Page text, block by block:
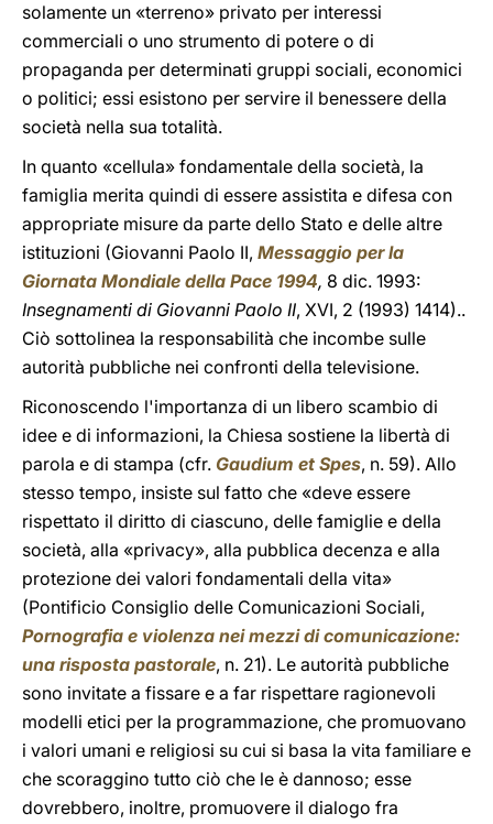
solamente un «terreno» privato per interessi
commerciali o uno strumento di potere o di
propaganda per determinati gruppi sociali, economici
o politici; essi esistono per servire il benessere della
società nella sua totalità.
In quanto «cellula» fondamentale della società, la
famiglia merita quindi di essere assistita e difesa con
appropriate misure da parte dello Stato e delle altre
istituzioni (Giovanni Paolo II, Messaggio per la
Giornata Mondiale della Pace 1994, 8 dic. 1993:
Insegnamenti di Giovanni Paolo II, XVI, 2 (1993) 1414)..
Ciò sottolinea la responsabilità che incombe sulle
autorità pubbliche nei confronti della televisione.
Riconoscendo l'importanza di un libero scambio di
idee e di informazioni, la Chiesa sostiene la libertà di
parola e di stampa (cfr. Gaudium et Spes, n. 59). Allo
stesso tempo, insiste sul fatto che «deve essere
rispettato il diritto di ciascuno, delle famiglie e della
società, alla «privacy», alla pubblica decenza e alla
protezione dei valori fondamentali della vita»
(Pontificio Consiglio delle Comunicazioni Sociali,
Pornografia e violenza nei mezzi di comunicazione:
una risposta pastorale, n. 21). Le autorità pubbliche
sono invitate a fissare e a far rispettare ragionevoli
modelli etici per la programmazione, che promuovano
i valori umani e religiosi su cui si basa la vita familiare e
che scoraggino tutto ciò che le è dannoso; esse
dovrebbero, inoltre, promuovere il dialogo fra